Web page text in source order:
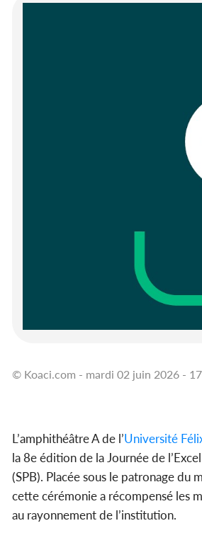
© Koaci.com - mardi 02 juin 2026 -
L’amphithéâtre A de l’Université
la 8e édition de la Journée de
(SPB). Placée sous le patronage du
cette cérémonie a récompensé les
au rayonnement de l’institution.